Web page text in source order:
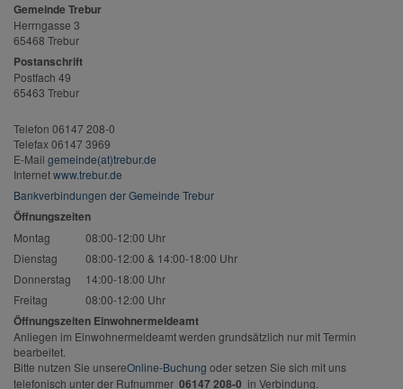
Gemeinde Trebur
Herrngasse 3
65468 Trebur
Postanschrift
Postfach 49
65463 Trebur
Telefon 06147 208-0
Telefax 06147 3969
E-Mail gemeinde(at)trebur.de
Internetwww.trebur.de
Bankverbindungen der Gemeinde Trebur
Öffnungszeiten
Montag
08:00-12:00 Uhr
Dienstag
08:00-12:00 & 14:00-18:00 Uhr
Donnerstag
14:00-18:00 Uhr
Freitag
08:00-12:00 Uhr
Öffnungszeiten Einwohnermeldeamt
Anliegen im Einwohnermeldeamt werden grundsätzlich nur mit Termin
bearbeitet.
Bitte nutzen Sie unsereOnline-Buchung oder setzen Sie sich mit uns
telefonisch unter der Rufnummer 06147 208-0 in Verbindung.